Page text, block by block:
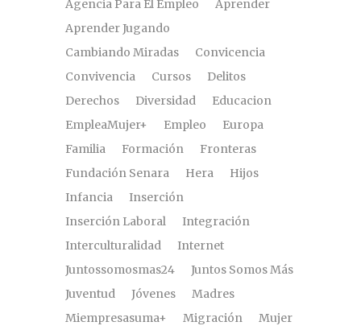
Agencia Para El Empleo
Aprender
Aprender Jugando
Cambiando Miradas
Convicencia
Convivencia
Cursos
Delitos
Derechos
Diversidad
Educacion
EmpleaMujer+
Empleo
Europa
Familia
Formación
Fronteras
Fundación Senara
Hera
Hijos
Infancia
Inserción
Inserción Laboral
Integración
Interculturalidad
Internet
Juntossomosmas24
Juntos Somos Más
Juventud
Jóvenes
Madres
Miempresasuma+
Migración
Mujer